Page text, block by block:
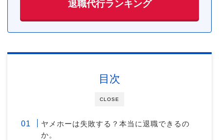
退職代行ランキング
CLOSE
目次
ヤメホーは失敗する？本当に退職できるの
か。